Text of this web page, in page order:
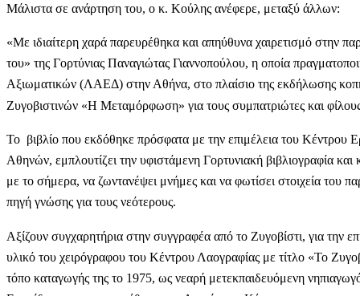
Μάλιστα σε ανάρτηση του, ο κ. Κούλης ανέφερε, μεταξύ άλλων:
«Με ιδιαίτερη χαρά παρευρέθηκα και απηύθυνα χαιρετισμό στην
του» της Γορτύνιας Παναγιώτας Γιαννοπούλου, η οποία
Αξιωματικών (ΛΑΕΔ) στην Αθήνα, στο πλαίσιο της εκδήλωσης
Ζυγοβιστινών «Η Μεταμόρφωση» για τους συμπατριώτες και
Το βιβλίο που εκδόθηκε πρόσφατα με την επιμέλεια του Κέντρου
Αθηνών, εμπλουτίζει την υφιστάμενη Γορτυνιακή βιβλιογραφία
με το σήμερα, να ζωντανέψει μνήμες και να φωτίσει στοιχεία του
πηγή γνώσης για τους νεότερους.
Αξίζουν συγχαρητήρια στην συγγραφέα από το Ζυγοβίστι, για την
υλικό του χειρόγραφου του Κέντρου Λαογραφίας με τίτλο «Το
τόπο καταγωγής της το 1975, ως νεαρή μετεκπαιδευόμενη